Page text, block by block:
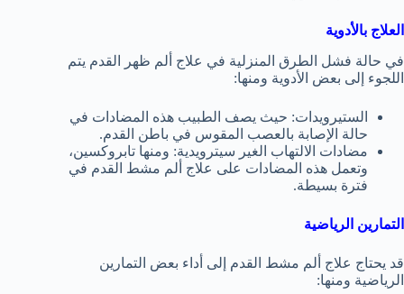
العلاج بالأدوية
في حالة فشل الطرق المنزلية في علاج ألم ظهر القدم يتم
اللجوء إلى بعض الأدوية ومنها:
الستيرويدات: حيث يصف الطبيب هذه المضادات في
حالة الإصابة بالعصب المقوس في باطن القدم.
مضادات الالتهاب الغير سيترويدية: ومنها تابروكسين،
وتعمل هذه المضادات على علاج ألم مشط القدم في
فترة بسيطة.
التمارين الرياضية
قد يحتاج علاج ألم مشط القدم إلى أداء بعض التمارين
الرياضية ومنها: